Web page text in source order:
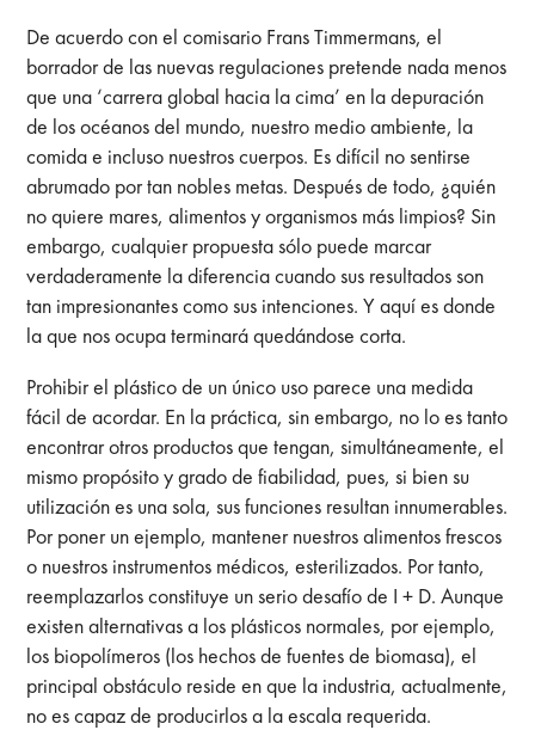
De acuerdo con el comisario Frans Timmermans, el
borrador de las nuevas regulaciones pretende nada menos
que una ‘carrera global hacia la cima’ en la depuración
de los océanos del mundo, nuestro medio ambiente, la
comida e incluso nuestros cuerpos. Es difícil no sentirse
abrumado por tan nobles metas. Después de todo, ¿quién
no quiere mares, alimentos y organismos más limpios? Sin
embargo, cualquier propuesta sólo puede marcar
verdaderamente la diferencia cuando sus resultados son
tan impresionantes como sus intenciones. Y aquí es donde
la que nos ocupa terminará quedándose corta.
Prohibir el plástico de un único uso parece una medida
fácil de acordar. En la práctica, sin embargo, no lo es tanto
encontrar otros productos que tengan, simultáneamente, el
mismo propósito y grado de fiabilidad, pues, si bien su
utilización es una sola, sus funciones resultan innumerables.
Por poner un ejemplo, mantener nuestros alimentos frescos
o nuestros instrumentos médicos, esterilizados. Por tanto,
reemplazarlos constituye un serio desafío de I + D. Aunque
existen alternativas a los plásticos normales, por ejemplo,
los biopolímeros (los hechos de fuentes de biomasa), el
principal obstáculo reside en que la industria, actualmente,
no es capaz de producirlos a la escala requerida.